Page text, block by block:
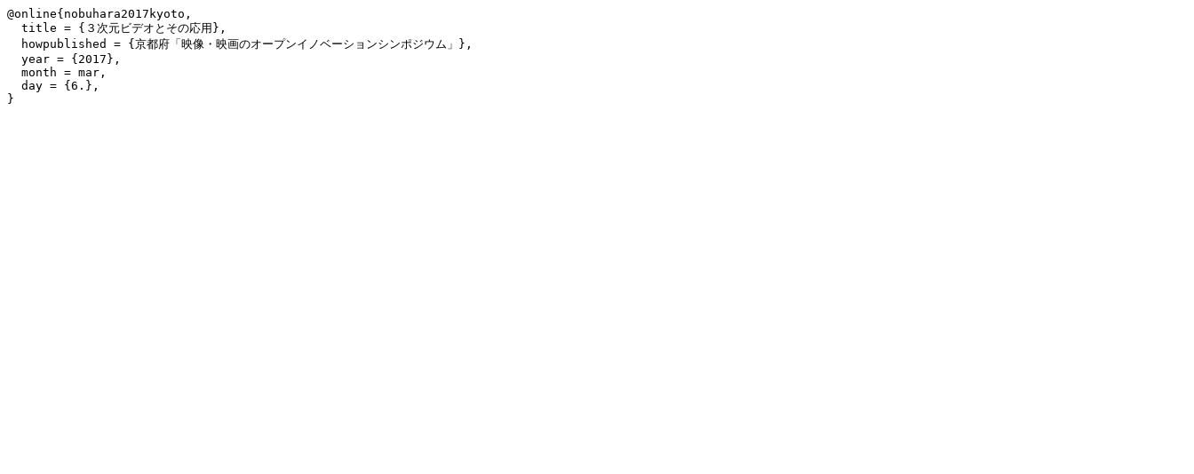
@online{nobuhara2017kyoto,
  title = {３次元ビデオとその応用},
  howpublished = {京都府「映像・映画のオープンイノベーションシンポジウム」},
  year = {2017},
  month = mar,
  day = {6.},